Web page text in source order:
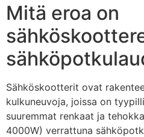
Mitä eroa on
Sähköskootterit ovat
kulkuneuvoja, joissa on
suuremmat renkaat ja
4000W) verrattuna